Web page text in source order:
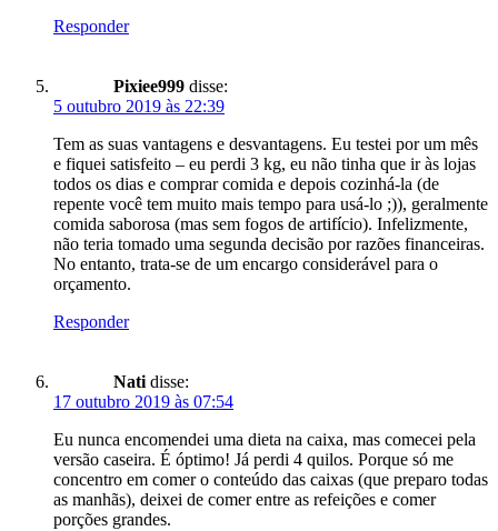
Responder
Pixiee999 disse:
5 outubro 2019 às 22:39
Tem as suas vantagens e desvantagens. Eu testei por um mês
e fiquei satisfeito – eu perdi 3 kg, eu não tinha que ir às lojas
todos os dias e comprar comida e depois cozinhá-la (de
repente você tem muito mais tempo para usá-lo ;)), geralmente
comida saborosa (mas sem fogos de artifício). Infelizmente,
não teria tomado uma segunda decisão por razões financeiras.
No entanto, trata-se de um encargo considerável para o
orçamento.
Responder
Nati disse:
17 outubro 2019 às 07:54
Eu nunca encomendei uma dieta na caixa, mas comecei pela
versão caseira. É óptimo! Já perdi 4 quilos. Porque só me
concentro em comer o conteúdo das caixas (que preparo todas
as manhãs), deixei de comer entre as refeições e comer
porções grandes.